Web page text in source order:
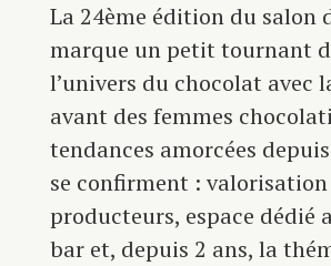
La 24ème édition du salon
marque un petit tournant
l’univers du chocolat avec
avant des femmes
tendances amorcées
se confirment : valorisation
producteurs, espace dédié
bar et, depuis 2 ans, la